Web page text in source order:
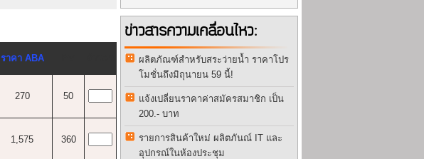
ราคา ABA
270 50
1,575 360
ข่าวสารความเคลื่อนไหว:
ผลิตภัณฑ์สำหรับสระว่ายน้ำ ราคาโปร
โมชั่นถึงมิถุนายน 59 นี้!
แจ้งเปลี่ยนราคาค่าสมัครสมาชิก เป็น
200.- บาท
รายการสินค้าใหม่ ผลิตภันณ์ IT และ
อุปกรณ์ในห้องประชุม